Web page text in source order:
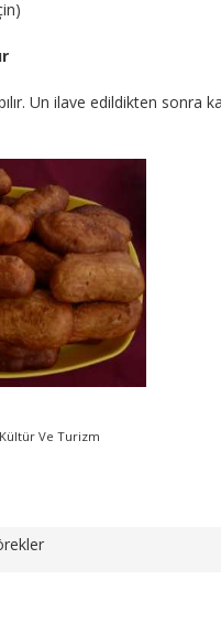
Un ilave edildikten sonra
Ve Turizm